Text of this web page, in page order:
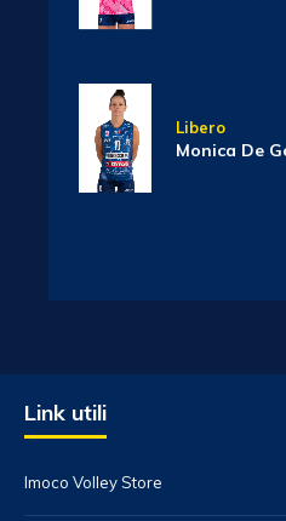
Libero
Monica De
Link utili
Imoco Volley Store